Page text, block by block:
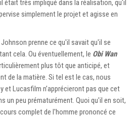
était très impliqué dans la réalisation, qu'il
simplement le projet et agisse en
prenne ce qu'il savait qu'il se
cela. Ou éventuellement, le Obi Wan
plus tôt que anticipé, et
de la matière. Si tel est le cas, nous
et Lucasfilm n’apprécieront pas que cet
un peu prématurément. Quoi qu'il en soit,
complet de l'homme prononcé ce